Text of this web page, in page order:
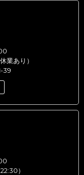
業あり）
39
）